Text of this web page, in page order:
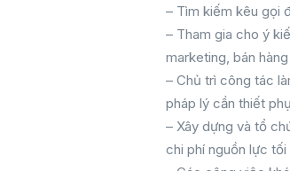
– Tìm kiếm kêu gọi
– Tham gia cho ý
marketing, bán
– Chủ trì công tác
pháp lý cần thiết
– Xây dựng và tổ
chi phí nguồn lực tối